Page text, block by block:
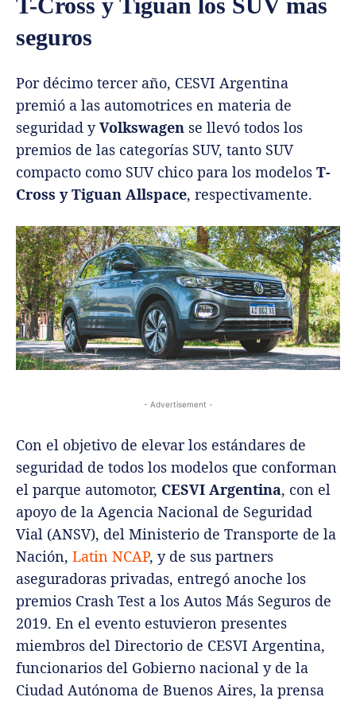
seguros
Por décimo tercer año, CESVI Argentina
premió a las automotrices en materia de
seguridad yVolkswagen se llevó todos los
premios de las categorías SUV, tanto SUV
compacto como SUV chico para los modelos T-
Cross y Tiguan Allspace, respectivamente.
- Advertisement -
Con el objetivo de elevar los estándares de
seguridad de todos los modelos que conforman
el parque automotor, CESVI Argentina, con el
apoyo de la Agencia Nacional de Seguridad
Vial (ANSV), del Ministerio de Transporte de la
Nación, Latin NCAP, y de sus partners
aseguradoras privadas, entregó anoche los
premios Crash Test a los Autos Más Seguros de
2019. En el evento estuvieron presentes
miembros del Directorio de CESVI Argentina,
funcionarios del Gobierno nacional y de la
Ciudad Autónoma de Buenos Aires, la prensa